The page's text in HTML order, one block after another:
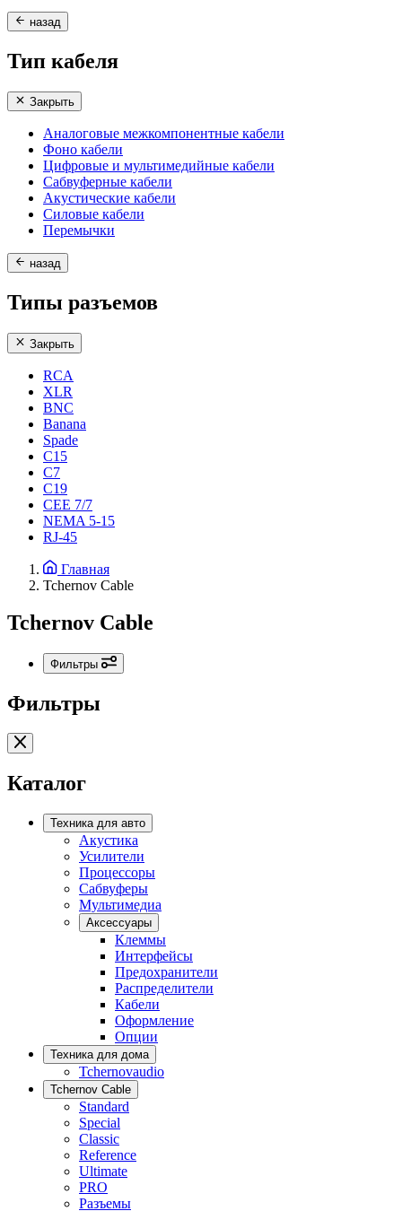
назад
Тип кабеля
Закрыть
Аналоговые межкомпонентные кабели
Фоно кабели
Цифровые и мультимедийные кабели
Сабвуферные кабели
Акустические кабели
Силовые кабели
Перемычки
назад
Типы разъемов
Закрыть
RCA
XLR
BNC
Banana
Spade
C15
С7
C19
CEE 7/7
NEMA 5-15
RJ-45
Главная
Tchernov Cable
Tchernov Cable
Фильтры
Фильтры
Каталог
Техника для авто
Акустика
Усилители
Процессоры
Сабвуферы
Мультимедиа
Аксессуары
Клеммы
Интерфейсы
Предохранители
Распределители
Кабели
Оформление
Опции
Техника для дома
Tchernovaudio
Tchernov Cable
Standard
Special
Classic
Reference
Ultimate
PRO
Разъемы